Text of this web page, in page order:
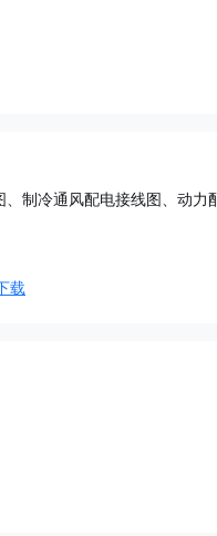
制冷通风配电接线图、动力
载